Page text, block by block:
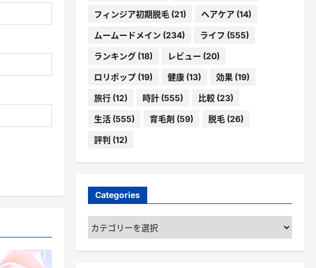
フィンジア初期脱毛(21) ヘアケア(14)
ムームードメイン (234) ライフ (555)
ランキング(18) レビュー (20)
ロリポップ(19) 健康(13) 効果(19)
旅行(12) 時計(555) 比較(23)
生活(555) 育毛剤 (59) 脱毛(26)
評判 (12)
Categories
Categories